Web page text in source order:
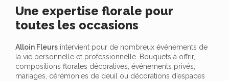
Une expertise florale pour
toutes les occasions
Alloin Fleurs intervient pour de nombreux événements de
la vie personnelle et professionnelle. Bouquets à offrir,
compositions florales décoratives, événements privés,
mariages, cérémonies de deuil ou décorations d’espaces